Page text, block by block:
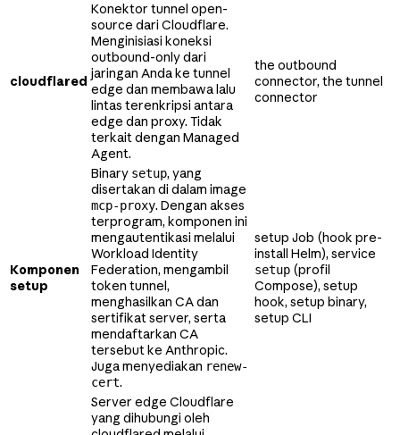
cloudflared
Konektor tunnel open-
source dari Cloudflare.
Menginisiasi koneksi
outbound-only dari
jaringan Anda ke tunnel
edge dan membawa lalu
lintas terenkripsi antara
edge dan proxy. Tidak
terkait dengan Managed
Agent.
the outbound
connector, the tunnel
connector
Komponen
setup
Binary setup, yang
disertakan di dalam image
mcp-proxy. Dengan akses
terprogram, komponen ini
mengautentikasi melalui
Workload Identity
Federation, mengambil
token tunnel,
menghasilkan CA dan
sertifikat server, serta
mendaftarkan CA
tersebut ke Anthropic.
Juga menyediakan renew-
cert.
setup Job (hook pre-
install Helm), service
setup (profil
Compose), setup
hook, setup binary,
setup CLI
Server edge Cloudflare
yang dihubungi oleh